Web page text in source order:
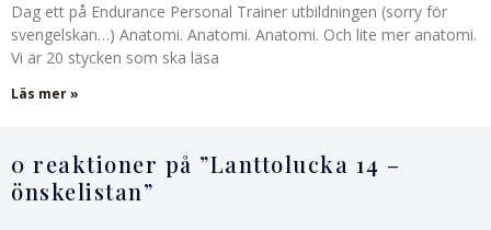
Dag ett på Endurance Personal Trainer utbildningen (sorry för
svengelskan…) Anatomi. Anatomi. Anatomi. Och lite mer anatomi.
Vi är 20 stycken som ska läsa
Läs mer »
0 reaktioner på ”Lanttolucka 14 –
önskelistan”